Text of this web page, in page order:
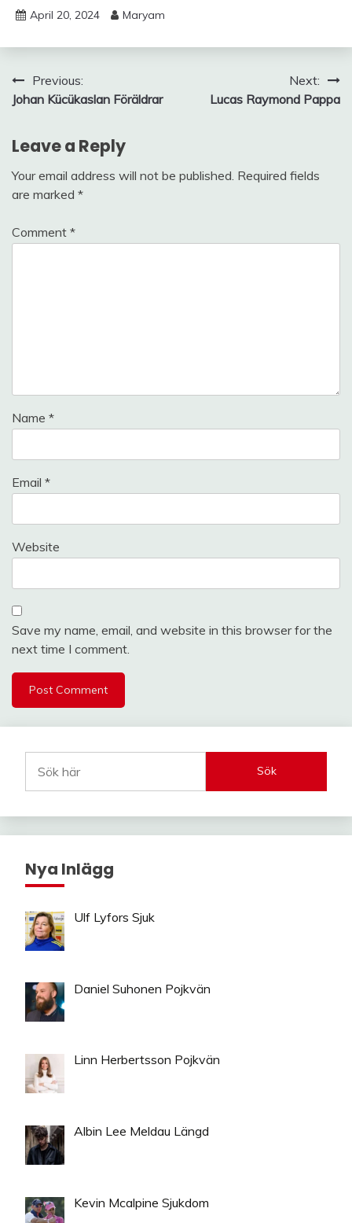
April 20, 2024 Maryam
Post
navigation
Previous:
Johan Kücükaslan Föräldrar
Next:
Lucas Raymond Pappa
Leave a Reply
Your email address will not be published. Required fields
are marked *
Comment *
Name *
Email *
Website
Save my name, email, and website in this browser for the
next time I comment.
Sök
Nya Inlägg
Ulf Lyfors Sjuk
Daniel Suhonen Pojkvän
Linn Herbertsson Pojkvän
Albin Lee Meldau Längd
Kevin Mcalpine Sjukdom